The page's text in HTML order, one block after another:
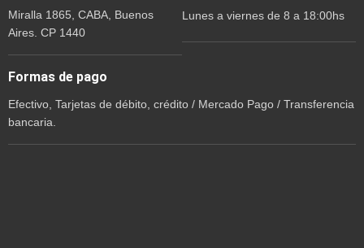
Miralla 1865, CABA, Buenos
Aires. CP 1440
Lunes a viernes de 8 a 18:00hs
Formas de pago
Efectivo, Tarjetas de débito, crédito / Mercado Pago / Transferencia
bancaria.